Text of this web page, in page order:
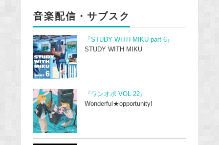
音楽配信・サブスク
『STUDY WITH MIKU part 6』
STUDY WITH MIKU
『ワンオポ VOL.22』
Wonderful★opportunity!